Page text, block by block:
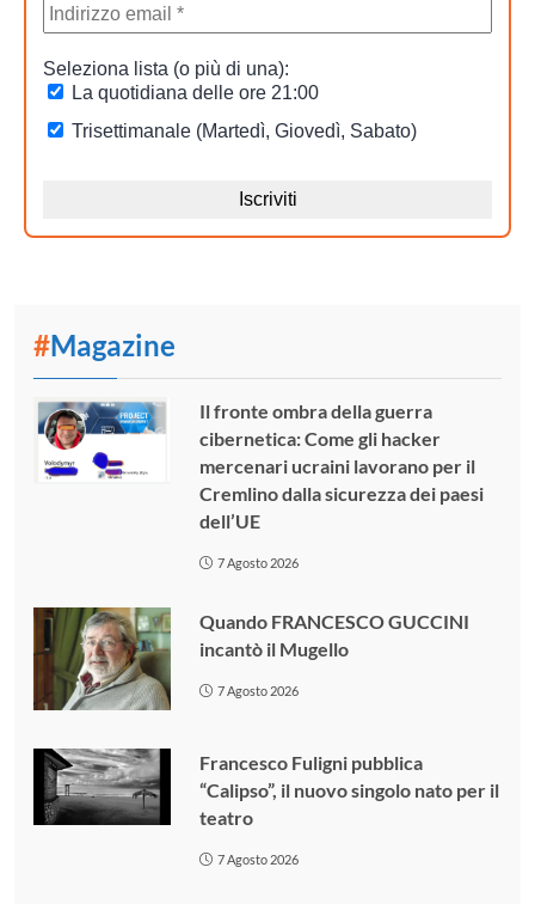
#Magazine
Il fronte ombra della guerra
cibernetica: Come gli hacker
mercenari ucraini lavorano per il
Cremlino dalla sicurezza dei paesi
dell’UE
7 Agosto 2026
Quando FRANCESCO GUCCINI
incantò il Mugello
7 Agosto 2026
Francesco Fuligni pubblica
“Calipso”, il nuovo singolo nato per il
teatro
7 Agosto 2026